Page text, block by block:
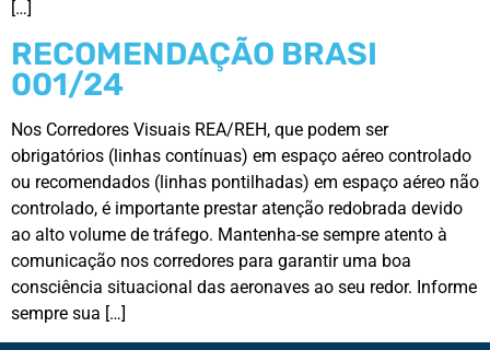
[…]
RECOMENDAÇÃO BRASI
001/24
Nos Corredores Visuais REA/REH, que podem ser
obrigatórios (linhas contínuas) em espaço aéreo controlado
ou recomendados (linhas pontilhadas) em espaço aéreo não
controlado, é importante prestar atenção redobrada devido
ao alto volume de tráfego. Mantenha-se sempre atento à
comunicação nos corredores para garantir uma boa
consciência situacional das aeronaves ao seu redor. Informe
sempre sua […]